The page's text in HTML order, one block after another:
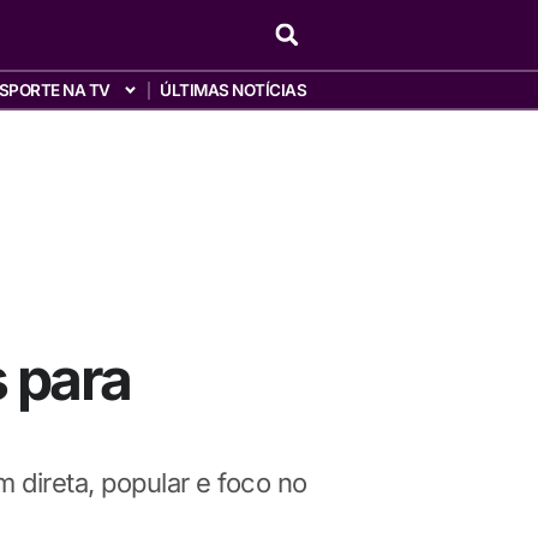
NA TV ÚLTIMAS NOTÍCIAS
para
direta, popular e foco no